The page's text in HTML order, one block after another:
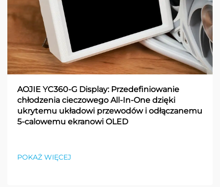
AOJIE YC360-G Display: Przedefiniowanie
chłodzenia cieczowego All-In-One dzięki
ukrytemu układowi przewodów i odłączanemu
5-calowemu ekranowi OLED
POKAŻ WIĘCEJ